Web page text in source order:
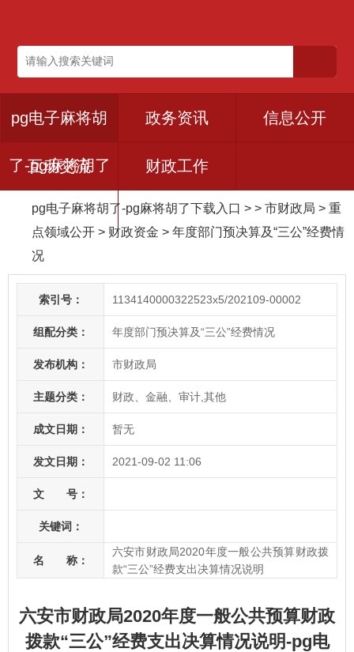
pg电子麻将胡
了-pg麻将胡了
下载入口
政务资讯 信息公开
互动交流 财政工作
pg电子麻将胡了-pg麻将胡了下载入口 > > 市财政局 > 重
点领域公开 > 财政资金 > 年度部门预决算及“三公”经费情
况
索引号： 1134140000322523x5/202109-00002
组配分类： 年度部门预决算及“三公”经费情况
发布机构： 市财政局
主题分类： 财政、金融、审计,其他
成文日期： 暂无
发文日期： 2021-09-02 11:06
文 号：
关键词：
名 称：
六安市财政局2020年度一般公共预算财政拨
款“三公”经费支出决算情况说明
六安市财政局2020年度一般公共预算财政
拨款“三公”经费支出决算情况说明-pg电